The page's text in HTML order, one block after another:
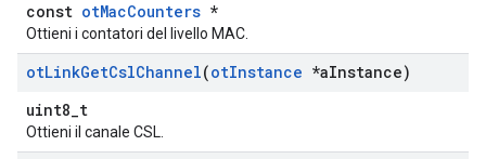
const otMacCounters *
Ottieni i contatori del livello MAC.
otLinkGetCslChannel(otInstance *aInstance)
uint8_t
Ottieni il canale CSL.